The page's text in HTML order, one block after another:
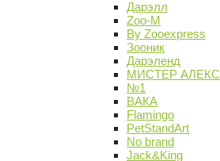
Дарэлл
Zoo-M
By Zooexpress
Зооник
Дарэленд
МИСТЕР АЛЕКС
№1
ВАКА
Flamingo
PetStandArt
No brand
Jack&King